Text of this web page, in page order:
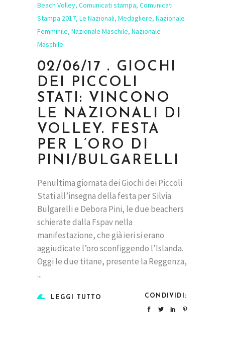
Beach Volley, Comunicati stampa, Comunicati
Stampa 2017, Le Nazionali, Medagliere, Nazionale
Femminile, Nazionale Maschile, Nazionale
Maschile
02/06/17 . GIOCHI
DEI PICCOLI
STATI: VINCONO
LE NAZIONALI DI
VOLLEY. FESTA
PER L’ORO DI
PINI/BULGARELLI
Penultima giornata dei Giochi dei Piccoli
Stati all’insegna della festa per Silvia
Bulgarelli e Debora Pini, le due beachers
schierate dalla Fspav nella
manifestazione, che già ieri si erano
aggiudicate l’oro sconfiggendo l’Islanda.
Oggi le due titane, presente la Reggenza,
LEGGI TUTTO CONDIVIDI: